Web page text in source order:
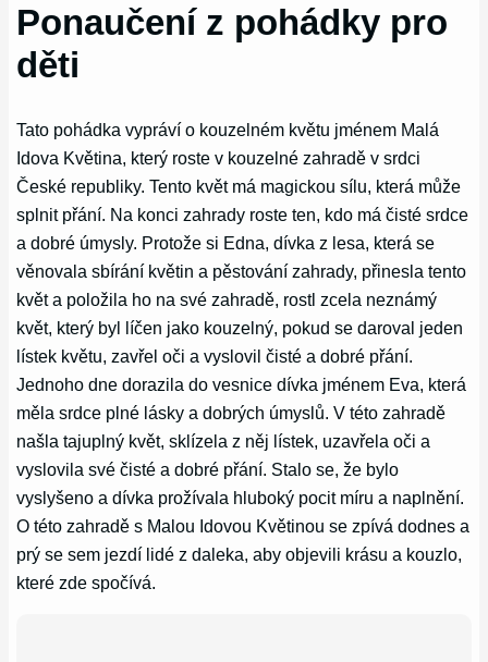
Ponaučení z pohádky pro
děti
Tato pohádka vypráví o kouzelném květu jménem Malá
Idova Květina, který roste v kouzelné zahradě v srdci
České republiky. Tento květ má magickou sílu, která může
splnit přání. Na konci zahrady roste ten, kdo má čisté srdce
a dobré úmysly. Protože si Edna, dívka z lesa, která se
věnovala sbírání květin a pěstování zahrady, přinesla tento
květ a položila ho na své zahradě, rostl zcela neznámý
květ, který byl líčen jako kouzelný, pokud se daroval jeden
lístek květu, zavřel oči a vyslovil čisté a dobré přání.
Jednoho dne dorazila do vesnice dívka jménem Eva, která
měla srdce plné lásky a dobrých úmyslů. V této zahradě
našla tajuplný květ, sklízela z něj lístek, uzavřela oči a
vyslovila své čisté a dobré přání. Stalo se, že bylo
vyslyšeno a dívka prožívala hluboký pocit míru a naplnění.
O této zahradě s Malou Idovou Květinou se zpívá dodnes a
prý se sem jezdí lidé z daleka, aby objevili krásu a kouzlo,
které zde spočívá.